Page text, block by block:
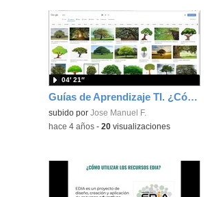
Guías de Aprendizaje TI. ¿Cómo buscar imágenes CC en Google?
subido por Jose Manuel F.
04′ 21″
-hace 4 años- 20visualizaciones